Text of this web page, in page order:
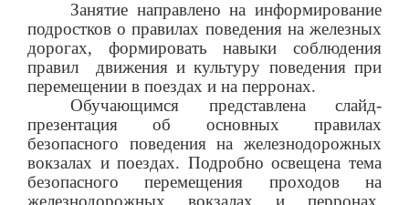
Занятие направлено на информирование
подростков о правилах поведения на железных
дорогах, формировать навыки соблюдения
правил
движения и культуру поведения при
перемещении в поездах и на перронах.
Обучающимся представлена слайд-
презентация об основных правилах
безопасного поведения на железнодорожных
вокзалах и поездах. Подробно освещена тема
безопасного перемещения проходов на